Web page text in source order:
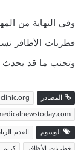
وفي النهاية من
فطريات الأظافر
وتجنب ما قد
المصادر
الوسوم
القدم